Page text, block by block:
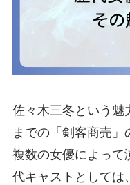
佐々木三冬という魅
までの「剣客商売」
複数の女優によって
代キャストとしては